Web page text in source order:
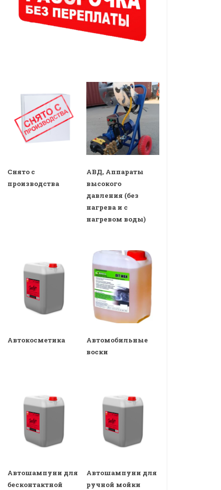
Снято с
производства
АВД, Аппараты
высокого
давления (без
нагрева и с
нагревом воды)
Автокосметика
Автомобильные
воски
Автошампуни для
бесконтактной
Автошампуни для
ручной мойки